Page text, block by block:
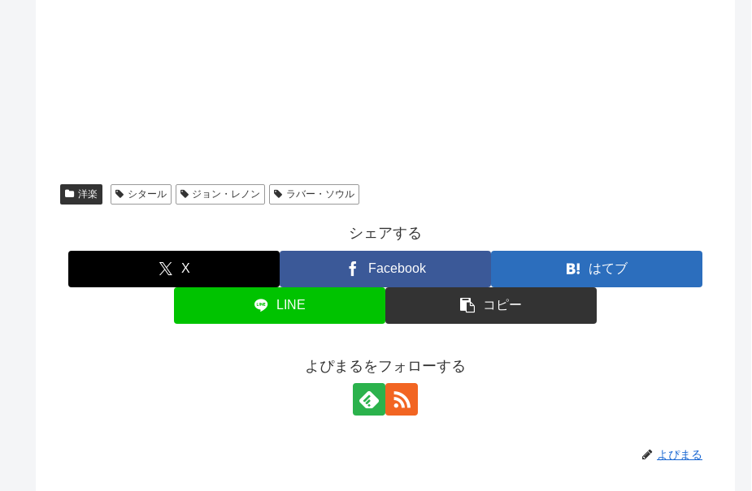
洋楽 シタール ジョン・レノン ラバー・ソウル
シェアする
X Facebook はてブ
LINE コピー
よぴまるをフォローする
よぴまる